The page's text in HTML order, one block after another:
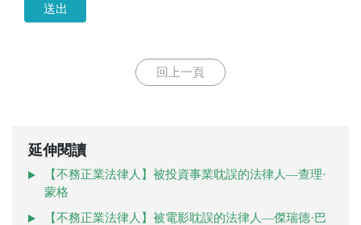
送出
回上一頁
延伸閱讀
【不務正業法律人】被投資事業耽誤的法律人—查理·
蒙格
【不務正業法律人】被電影耽誤的法律人—傑瑞德·巴